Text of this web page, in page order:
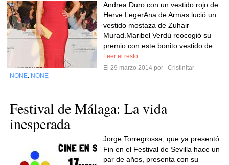
Andrea Duro con un vestido rojo de
Herve LegerAna de Armas lució un
vestido mostaza de Zuhair
Murad.Maribel Verdú reocogió su
premio con este bonito vestido de...
Leer el resto
El 29 marzo 2014 por
Cristinitar
NONE NONE
Festival de Málaga: La vida
inesperada
Jorge Torregrossa, que ya presentó
Fin en el Festival de Sevilla hace un
par de años, presenta con su